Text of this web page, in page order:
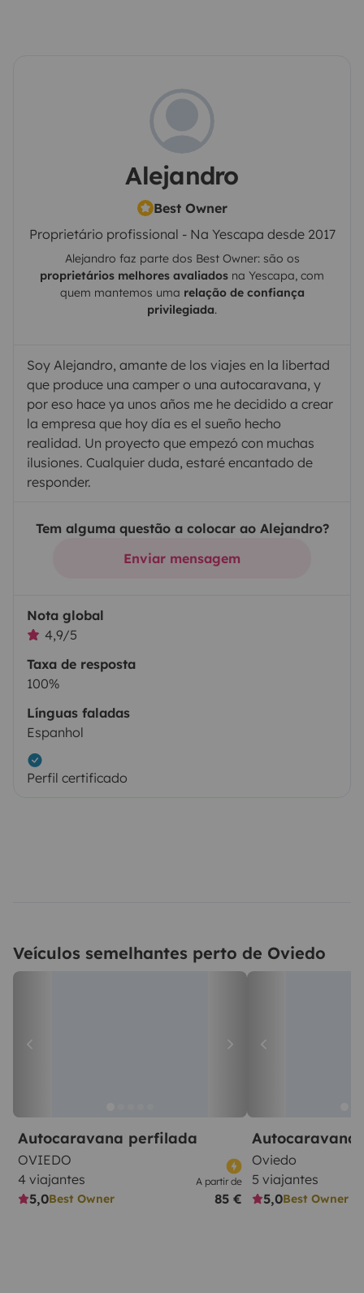
Alejandro
Best Owner
Proprietário profissional - Na Yescapa desde 2017
Alejandro faz parte dos Best Owner: são os
proprietários melhores avaliados na Yescapa, com
quem mantemos uma relação de confiança
privilegiada.
Soy Alejandro, amante de los viajes en la libertad
que produce una camper o una autocaravana, y
por eso hace ya unos años me he decidido a crear
la empresa que hoy día es el sueño hecho
realidad. Un proyecto que empezó con muchas
ilusiones. Cualquier duda, estaré encantado de
responder.
Tem alguma questão a colocar ao Alejandro?
Enviar mensagem
Nota global
4,9/5
Taxa de resposta
100%
Línguas faladas
Espanhol
Perfil certificado
Veículos semelhantes perto de Oviedo
Autocaravana perfilada
OVIEDO
4 viajantes
5,0Best Owner
A partir de
85 €
Oviedo
5 viajantes
5,0Best Owner